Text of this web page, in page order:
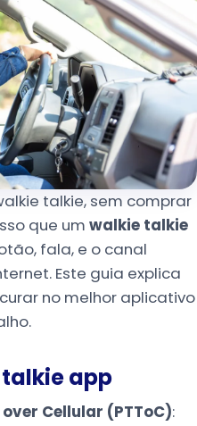
talkie, sem comprar
que um walkie talkie
fala, e o canal
Este guia explica
no melhor aplicativo
talkie app
Cellular (PTToC):